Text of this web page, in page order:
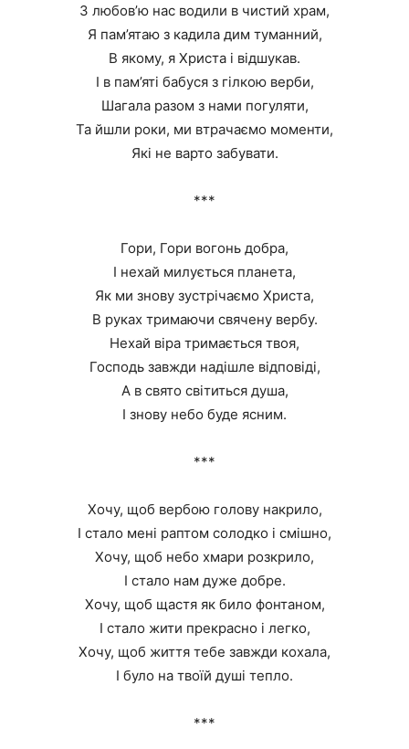
З любов’ю нас водили в чистий храм,
Я пам’ятаю з кадила дим туманний,
В якому, я Христа і відшукав.
І в пам’яті бабуся з гілкою верби,
Шагала разом з нами погуляти,
Та йшли роки, ми втрачаємо моменти,
Які не варто забувати.
***
Гори, Гори вогонь добра,
І нехай милується планета,
Як ми знову зустрічаємо Христа,
В руках тримаючи свячену вербу.
Нехай віра тримається твоя,
Господь завжди надішле відповіді,
А в свято світиться душа,
І знову небо буде ясним.
***
Хочу, щоб вербою голову накрило,
І стало мені раптом солодко і смішно,
Хочу, щоб небо хмари розкрило,
І стало нам дуже добре.
Хочу, щоб щастя як било фонтаном,
І стало жити прекрасно і легко,
Хочу, щоб життя тебе завжди кохала,
І було на твоїй душі тепло.
***